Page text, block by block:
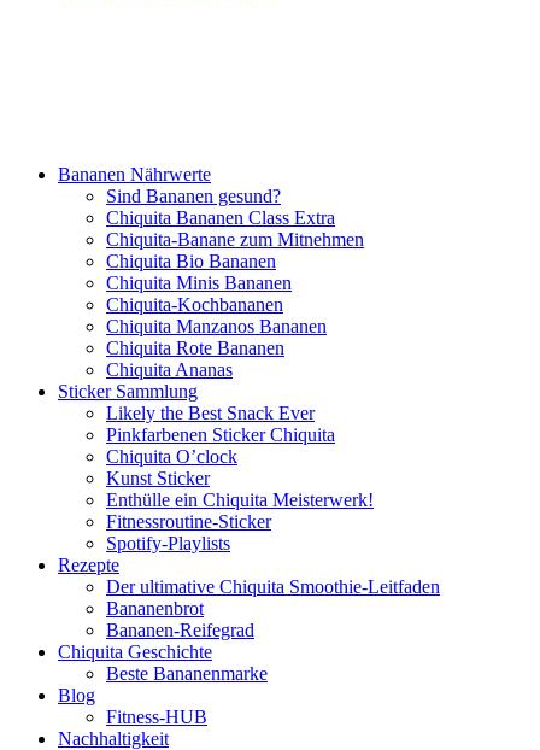
Bananen Nährwerte
Sind Bananen gesund?
Chiquita Bananen Class Extra
Chiquita-Banane zum Mitnehmen
Chiquita Bio Bananen
Chiquita Minis Bananen
Chiquita-Kochbananen
Chiquita Manzanos Bananen
Chiquita Rote Bananen
Chiquita Ananas
Sticker Sammlung
Likely the Best Snack Ever
Pinkfarbenen Sticker Chiquita
Chiquita O’clock
Kunst Sticker
Enthülle ein Chiquita Meisterwerk!
Fitnessroutine-Sticker
Spotify-Playlists
Rezepte
Der ultimative Chiquita Smoothie-Leitfaden
Bananenbrot
Bananen-Reifegrad
Chiquita Geschichte
Beste Bananenmarke
Blog
Fitness-HUB
Nachhaltigkeit